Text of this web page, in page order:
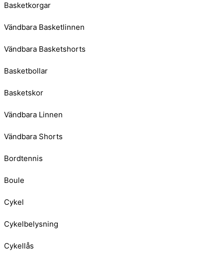
Basketkorgar
Vändbara Basketlinnen
Vändbara Basketshorts
Basketbollar
Basketskor
Vändbara Linnen
Vändbara Shorts
Bordtennis
Boule
Cykel
Cykelbelysning
Cykellås